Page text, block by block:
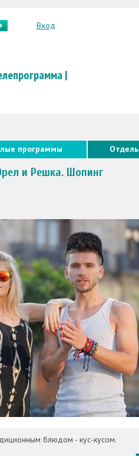
Вход
|
программы
и Решка. Шопинг
блюдом - кус-кусом.